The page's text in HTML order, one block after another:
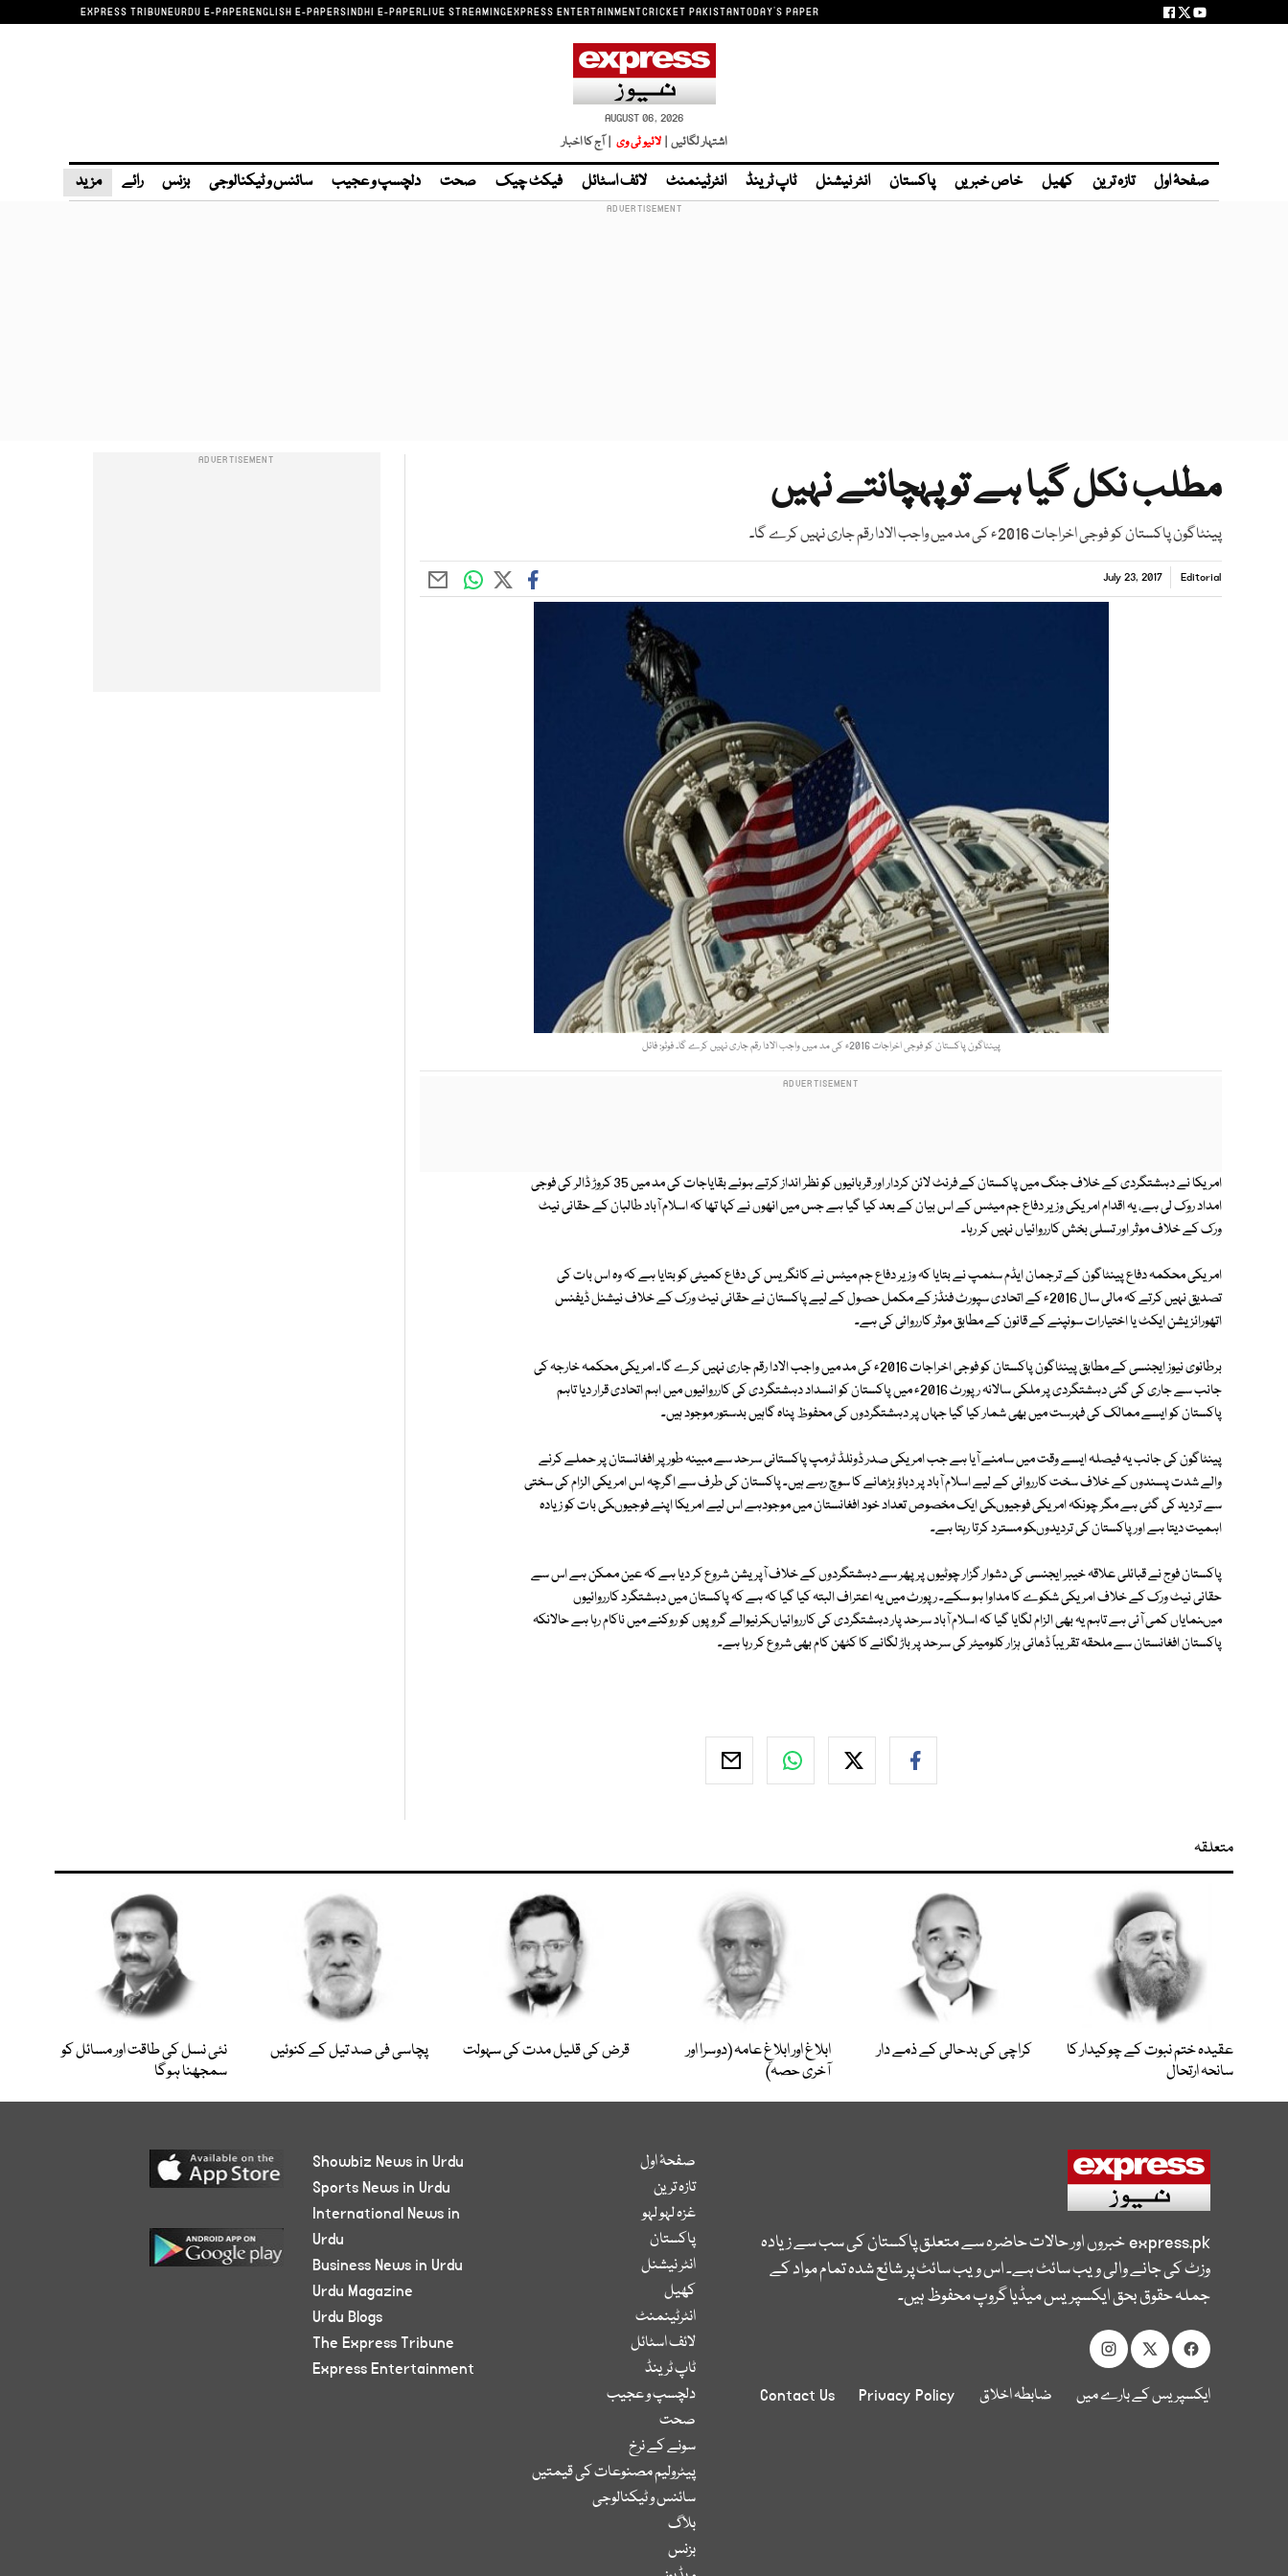
EXPRESS TRIBUNEURDU E-PAPERENGLISH E-PAPERSINDHI E-PAPERLIVE STREAMINGEXPRESS ENTERTAINMENTCRICKET PAKISTANTODAY'S PAPER
AUGUST 06, 2026
اشتہار لگائیں | لائیو ٹی وی | آج کا اخبار
صفحۂ اول تازہ ترین کھیل خاص خبریں پاکستان انٹر نیشنل ٹاپ ٹرینڈ انٹرٹینمنٹ لائف اسٹائل فیکٹ چیک صحت دلچسپ و عجیب سائنس و ٹیکنالوجی بزنس رائے مزید
مطلب نکل گیا ہے تو پہچانتے نہیں
پینٹاگون پاکستان کو فوجی اخراجات 2016ء کی مد میں واجب الادا رقم جاری نہیں کرے گا۔
Editorial
July 23, 2017
پینٹاگون پاکستان کو فوجی اخراجات 2016ء کی مد میں واجب الادا رقم جاری نہیں کرے گا۔ فوٹو: فائل
امریکا نے دہشتگردی کے خلاف جنگ میں پاکستان کے فرنٹ لائن کردار اور قربانیوں کو نظر انداز کرتے ہوئے بقایاجات کی مد میں 35 کروڑ ڈالر کی فوجی
امداد روک لی ہے، یہ اقدام امریکی وزیر دفاع جم میٹس کے اس بیان کے بعد کیا گیا ہے جس میں انھوں نے کہا تھا کہ اسلام آباد طالبان کے حقانی نیٹ
ورک کے خلاف موثر اور تسلی بخش کارروائیاں نہیں کر رہا۔
امریکی محکمہ دفاع پینٹاگون کے ترجمان ایڈم سٹمپ نے بتایا کہ وزیر دفاع جم میٹس نے کانگریس کی دفاع کمیٹی کو بتایا ہے کہ وہ اس بات کی
تصدیق نہیں کرتے کہ مالی سال 2016ء کے اتحادی سپورٹ فنڈز کے مکمل حصول کے لیے پاکستان نے حقانی نیٹ ورک کے خلاف نیشنل ڈیفنس
اتھورائزیشن ایکٹ یا اختیارات سونپنے کے قانون کے مطابق موثر کارروائی کی ہے۔
برطانوی نیوز ایجنسی کے مطابق پینٹاگون پاکستان کو فوجی اخراجات 2016ء کی مد میں واجب الادا رقم جاری نہیں کرے گا۔ امریکی محکمہ خارجہ کی
جانب سے جاری کی گئی دہشتگردی پر ملکی سالانہ رپورٹ 2016ء میں پاکستان کو انسداد دہشتگردی کی کارروائیوں میں اہم اتحادی قرار دیا تاہم
پاکستان کو ایسے ممالک کی فہرست میں بھی شمار کیا گیا جہاں پر دہشتگردوں کی محفوظ پناہ گاہیں بدستور موجود ہیں۔
پینٹاگون کی جانب یہ فیصلہ ایسے وقت میں سامنے آیا ہے جب امریکی صدر ڈونلڈ ٹرمپ پاکستانی سرحد سے مبینہ طور پر افغانستان پر حملے کرنے
والے شدت پسندوں کے خلاف سخت کارروائی کے لیے اسلام آباد پر دباؤ بڑھانے کا سوچ رہے ہیں۔ پاکستان کی طرف سے اگرچہ اس امریکی الزام کی سختی
سے تردید کی گئی ہے مگر چونکہ امریکی فوجیوںکی ایک مخصوص تعداد خود افغانستان میں موجودہے اس لیے امریکا اپنے فوجیوںکی بات کو زیادہ
اہمیت دیتا ہے اور پاکستان کی تردیدوںکو مسترد کرتا رہتا ہے۔
پاکستان فوج نے قبائلی علاقہ خیبر ایجنسی کی دشوار گزار چوٹیوں پر پھر سے دہشتگردوں کے خلاف آپریشن شروع کر دیا ہے کہ عین ممکن ہے اس سے
حقانی نیٹ ورک کے خلاف امریکی شکوے کا مداوا ہو سکے۔ رپورٹ میں یہ اعتراف البتہ کیا گیا کہ ہے کہ پاکستان میں دہشتگرد کارروائیوں
میںنمایاں کمی آئی ہے تاہم یہ بھی الزام لگایا گیا کہ اسلام آباد سرحد پار دہشتگردی کی کارروائیاںکرنیوالے گروپوں کو روکنے میں ناکام رہا ہے حالانکہ
پاکستان افغانستان سے ملحقہ تقریباً ڈھائی ہزار کلومیٹر کی سرحد پر باڑ لگانے کا کٹھن کام بھی شروع کر رہا ہے۔
متعلقہ
عقیدہ ختم نبوت کے چوکیدار کا
سانحہ ارتحال
کراچی کی بدحالی کے ذمے دار
ابلاغ اور ابلاغِ عامہ (دوسرا اور
آخری حصہ)
قرض کی قلیل مدت کی سہولت پچاسی فی صد تیل کے کنوئیں
نئی نسل کی طاقت اور مسائل کو
سمجھنا ہوگا
express.pkخبروں اور حالات حاضرہ سے متعلق پاکستان کی سب سے زیادہ
وزٹ کی جانے والی ویب سائٹ ہے۔ اس ویب سائٹ پر شائع شدہ تمام مواد کے
جملہ حقوق بحق ایکسپریس میڈیا گروپ محفوظ ہیں۔
ایکسپریس کے بارے میں ضابطہ اخلاق Privacy Policy
Contact Us
صفحۂ اول
تازہ ترین
غزہ لہو لہو
پاکستان
انٹر نیشنل
کھیل
انٹرٹینمنٹ
لائف اسٹائل
ٹاپ ٹرینڈ
دلچسپ و عجیب
صحت
سونے کے نرخ
پیٹرولیم مصنوعات کی قیمتیں
سائنس و ٹیکنالوجی
بلاگ
بزنس
Showbiz News in Urdu
Sports News in Urdu
International News in
Urdu
Business News in Urdu
Urdu Magazine
Urdu Blogs
The Express Tribune
Express Entertainment